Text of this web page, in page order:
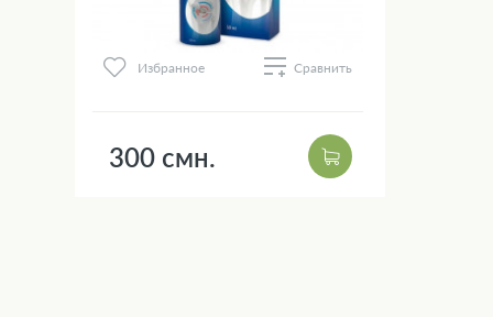
Избранное Сравнить
300 смн.